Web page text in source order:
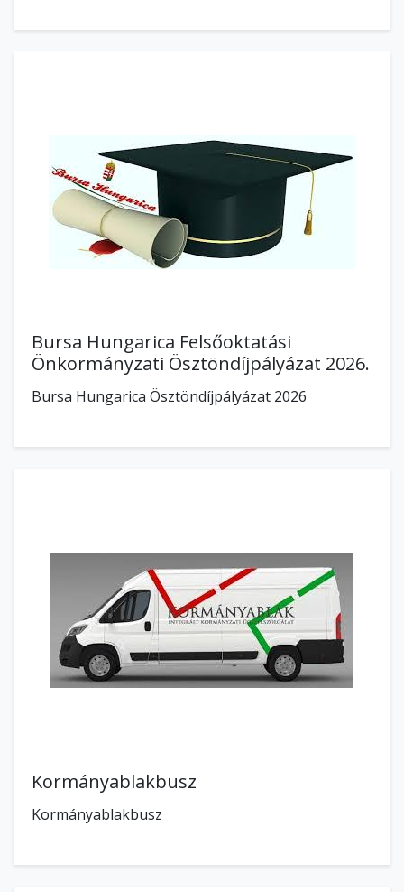
Bursa Hungarica Felsőoktatási
Önkormányzati Ösztöndíjpályázat 2026.
Bursa Hungarica Ösztöndíjpályázat 2026
Kormányablakbusz
Kormányablakbusz